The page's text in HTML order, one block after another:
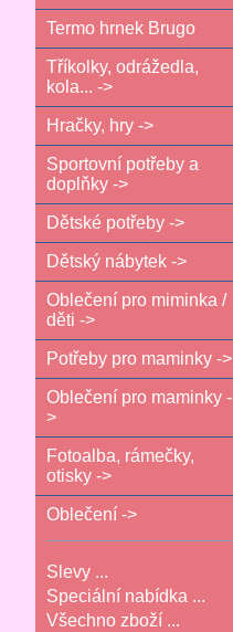
Termo hrnek Brugo
Tříkolky, odrážedla,
kola... ->
Hračky, hry ->
Sportovní potřeby a
doplňky ->
Dětské potřeby ->
Dětský nábytek ->
Oblečení pro miminka /
děti ->
Potřeby pro maminky ->
Oblečení pro maminky -
>
Fotoalba, rámečky,
otisky ->
Oblečení ->
Slevy ...
Speciální nabídka ...
Všechno zboží ...